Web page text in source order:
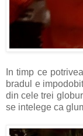
In timp ce
bradul e
din cele trei
se intelege ca